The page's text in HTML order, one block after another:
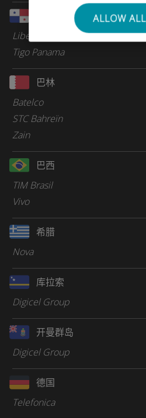
ALLOW
Liberty
Tigo Panama
巴林
Batelco
STC Bahreïn
Zain
巴西
TIM Brasil
Vivo
希腊
Nova
库拉索
Digicel Group
开曼群岛
Digicel Group
德国
Telefonica